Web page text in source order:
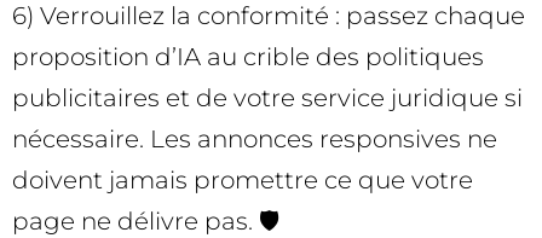
6) Verrouillez la conformité : passez chaque
proposition d’IA au crible des politiques
publicitaires et de votre service juridique si
nécessaire. Les annonces responsives ne
doivent jamais promettre ce que votre
page ne délivre pas. 🛡️